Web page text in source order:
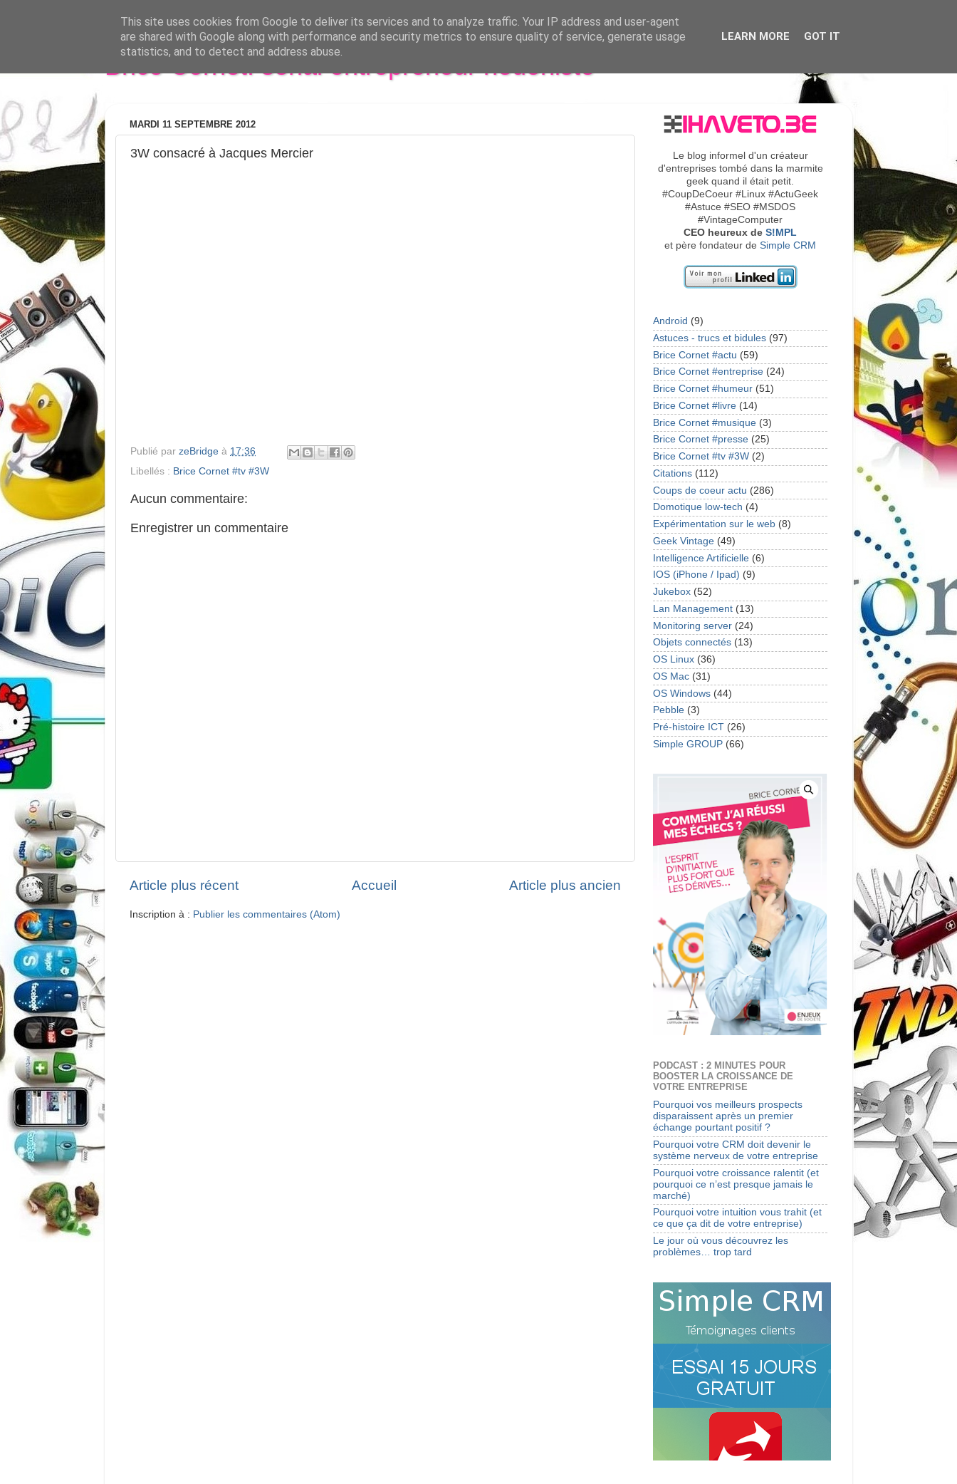
Brice Cornet: serial entrepreneur hédoniste
MARDI 11 SEPTEMBRE 2012
3W consacré à Jacques Mercier
Publié par zeBridge à 17:36
Libellés : Brice Cornet #tv #3W
Aucun commentaire:
Enregistrer un commentaire
Article plus récent Article plus ancien
Accueil
Inscription à : Publier les commentaires (Atom)
Le blog informel d'un créateur
d'entreprises tombé dans la marmite
geek quand il était petit.
#CoupDeCoeur #Linux #ActuGeek
#Astuce #SEO #MSDOS
#VintageComputer
CEO heureux de S!MPL
et père fondateur de Simple CRM
Android (9)
Astuces - trucs et bidules (97)
Brice Cornet #actu (59)
Brice Cornet #entreprise (24)
Brice Cornet #humeur (51)
Brice Cornet #livre (14)
Brice Cornet #musique (3)
Brice Cornet #presse (25)
Brice Cornet #tv #3W (2)
Citations (112)
Coups de coeur actu (286)
Domotique low-tech (4)
Expérimentation sur le web (8)
Geek Vintage (49)
Intelligence Artificielle (6)
IOS (iPhone / Ipad) (9)
Jukebox (52)
Lan Management (13)
Monitoring server (24)
Objets connectés (13)
OS Linux (36)
OS Mac (31)
OS Windows (44)
Pebble (3)
Pré-histoire ICT (26)
Simple GROUP (66)
PODCAST : 2 MINUTES POUR
BOOSTER LA CROISSANCE DE
VOTRE ENTREPRISE
Pourquoi vos meilleurs prospects
disparaissent après un premier
échange pourtant positif ?
Pourquoi votre CRM doit devenir le
système nerveux de votre entreprise
Pourquoi votre croissance ralentit (et
pourquoi ce n’est presque jamais le
marché)
Pourquoi votre intuition vous trahit (et
ce que ça dit de votre entreprise)
Le jour où vous découvrez les
problèmes… trop tard
This site uses cookies from Google to deliver its services and to analyze traffic. Your IP address and user-agent
are shared with Google along with performance and security metrics to ensure quality of service, generate usage
statistics, and to detect and address abuse.
LEARN MORE GOT IT